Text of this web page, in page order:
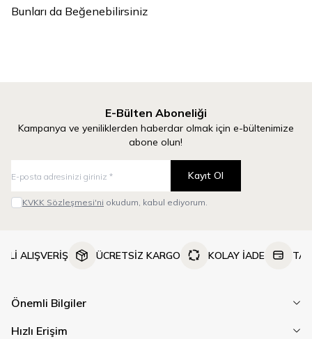
Bunları da Beğenebilirsiniz
E-Bülten Aboneliği
Kampanya ve yeniliklerden haberdar olmak için e-bültenimize
abone olun!
Kayıt Ol
KVKK Sözleşmesi'ni okudum, kabul ediyorum.
ALIŞVERİŞ ÜCRETSİZ KARGO KOLAY İADE
Önemli Bilgiler
Hızlı Erişim